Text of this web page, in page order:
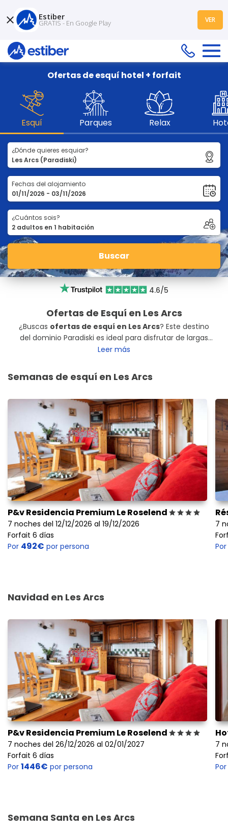
Ofertas de esquí hotel + forfait
Esquí Parques Relax
¿Dónde quieres esquiar?
Fechas del alojamiento
¿Cuántos sois?
Buscar
4.6/5
Ofertas de Esquí en Les Arcs
¿Buscas ofertas de esquí en Les Arcs? Este destino
del dominio Paradiski es ideal para disfrutar de largas
pistas y gran altura al esquiar en Les Arcs. Desde aquí
espectacular teleférico Vanoise Express.
Leer más
Semanas de esquí en Les Arcs
P&v Residencia Premium Le Roselend
7 noches del 12/12/2026 al 19/12/2026
Forfait 6 días
Por 492€ por persona
7
Por
Navidad en Les Arcs
P&v Residencia Premium Le Roselend
7 noches del 26/12/2026 al 02/01/2027
Forfait 6 días
Por 1446€ por persona
7
Por
Semana Santa en Les Arcs
Estiber
GRATIS - En Google Play VER